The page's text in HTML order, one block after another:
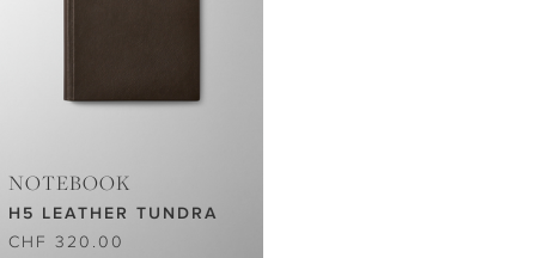
NOTEBOOK
H5 LEATHER TUNDRA
CHF 320.00